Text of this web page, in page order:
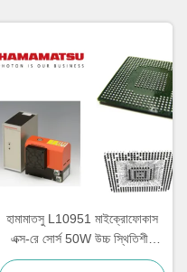
হামামাতসু L10951 মাইক্রোফোকাস
এক্স-রে সোর্স 50W উচ্চ স্থিতিশীল
টেকসই